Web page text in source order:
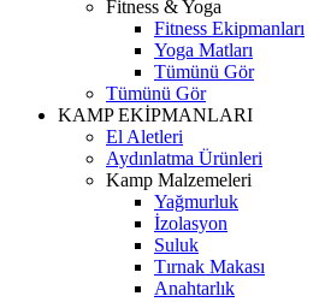
Fitness & Yoga
Fitness Ekipmanları
Yoga Matları
Tümünü Gör
Tümünü Gör
KAMP EKİPMANLARI
El Aletleri
Aydınlatma Ürünleri
Kamp Malzemeleri
Yağmurluk
İzolasyon
Suluk
Tırnak Makası
Anahtarlık